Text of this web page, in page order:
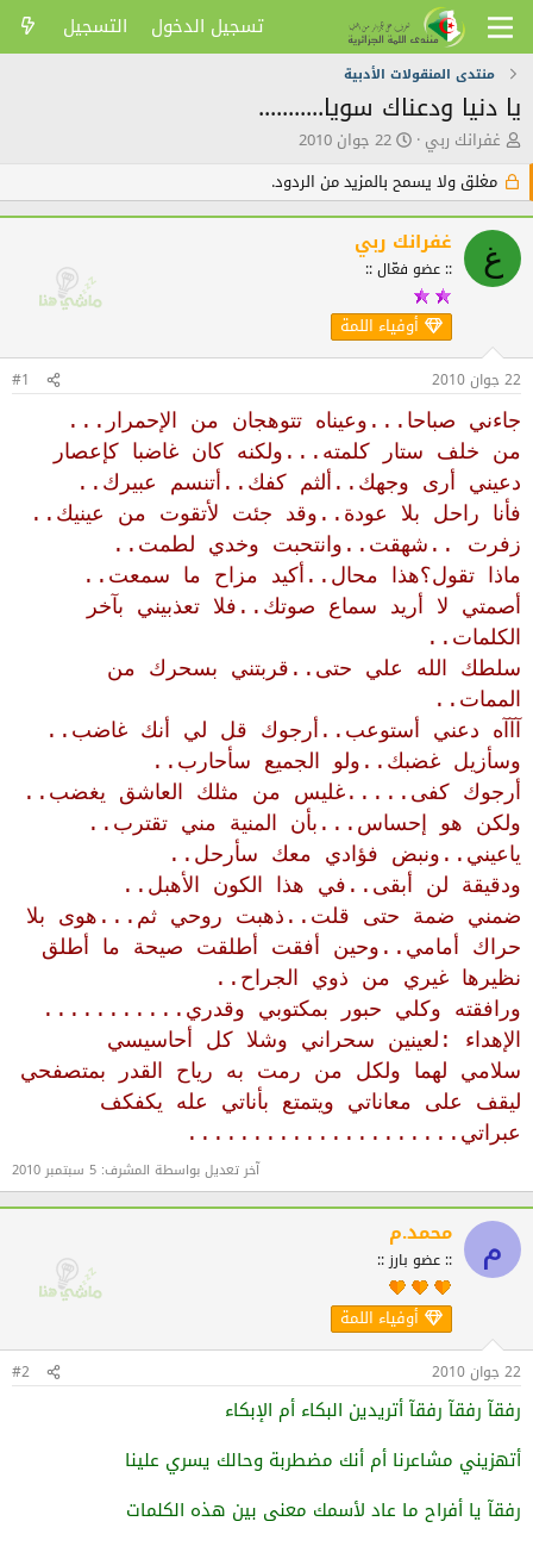
تسجيل الدخول التسجيل
منتدى المنقولات الأدبية
يا دنيا ودعناك سويا...........
ك
ت
ب
ا
م
و
ع
غفرانك ربي ت
ي
خ
ل
ش
ر
22 جوان 2010
مغلق ولا يسمح بالمزيد من الردود.
غ غفرانك ربي
:: عضو فعّال ::
أوفياء اللمة
22 جوان 2010 #1
جاءني صباحا...وعيناه تتوهجان من الإحمرار...
من خلف ستار كلمته...ولكنه كان غاضبا كإعصار
دعيني أرى وجهك..ألثم كفك..أتنسم عبيرك..
فأنا راحل بلا عودة..وقد جئت لأتقوت من عينيك..
زفرت ..شهقت..وانتحبت وخدي لطمت..
ماذا تقول؟هذا محال..أكيد مزاح ما سمعت..
أصمتي لا أريد سماع صوتك..فلا تعذبيني بآخر
الكلمات..
سلطك الله علي حتى..قربتني بسحرك من
الممات..
آآآه دعني أستوعب..أرجوك قل لي أنك غاضب..
وسأزيل غضبك..ولو الجميع سأحارب..
أرجوك كفى.....غليس من مثلك العاشق يغضب..
ولكن هو إحساس...بأن المنية مني تقترب..
ياعيني..ونبض فؤادي معك سأرحل..
ودقيقة لن أبقى..في هذا الكون الأهبل..
ضمني ضمة حتى قلت..ذهبت روحي ثم...هوى بلا
حراك أمامي..وحين أفقت أطلقت صيحة ما أطلق
نظيرها غيري من ذوي الجراح..
ورافقته وكلي حبور بمكتوبي وقدري...........
الإهداء :لعينين سحراني وشلا كل أحاسيسي
سلامي لهما ولكل من رمت به رياح القدر بمتصفحي
ليقف على معاناتي ويتمتع بأناتي عله يكفكف
عبراتي.....................
آخر تعديل بواسطة المشرف: 5 سبتمبر 2010
م محمد.م
:: عضو بارز ::
أوفياء اللمة
22 جوان 2010 #2
رفقآ رفقآ رفقآ أتريدين البكاء أم الإبكاء
أتهزيني مشاعرنا أم أنك مضطربة وحالك يسري علينا
رفقآ يا أفراح ما عاد لأسمك معنى بين هذه الكلمات